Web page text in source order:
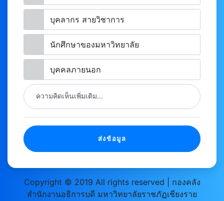
บุคลากร สายวิชาการ
นักศึกษาของมหาวิทยาลัย
บุคคลภายนอก
ความคิดเห็นเพิ่มเติม...
ส่งข้อมูล
Copyright © 2019 All rights reserved | กองคลัง
สำนักงานอธิการบดี มหาวิทยาลัยราชภัฏเชียงราย